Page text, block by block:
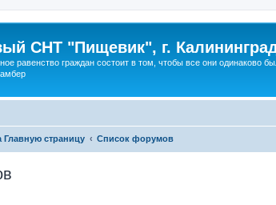
СНТ "Пищевик", г.
равенство граждан состоит в том, чтобы все они одинаково
страницу Список форумов